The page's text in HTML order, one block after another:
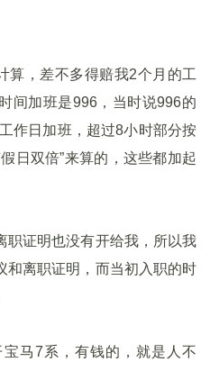
算，差不多得赔我2个月的工
间加班是996，当时说996的
作日加班，超过8小时部分按
日双倍”来算的，这些都加起
职证明也没有开给我，所以我
和离职证明，而当初入职的时
马7系，有钱的，就是人不